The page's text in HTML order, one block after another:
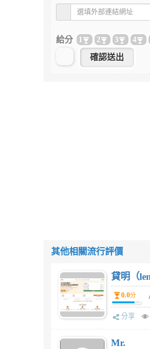
給分 1 2 3 4
其他相關流行評價
貸明（
0.0分
分享
Mr.